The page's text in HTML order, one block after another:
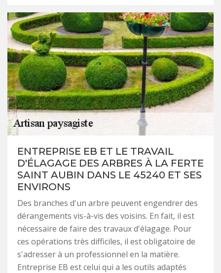
ENTREPRISE EB ET LE TRAVAIL
D'ÉLAGAGE DES ARBRES À LA FERTE
SAINT AUBIN DANS LE 45240 ET SES
ENVIRONS
Des branches d'un arbre peuvent engendrer des
dérangements vis-à-vis des voisins. En fait, il est
nécessaire de faire des travaux d'élagage. Pour
ces opérations très difficiles, il est obligatoire de
s'adresser à un professionnel en la matière.
Entreprise EB est celui qui a les outils adaptés